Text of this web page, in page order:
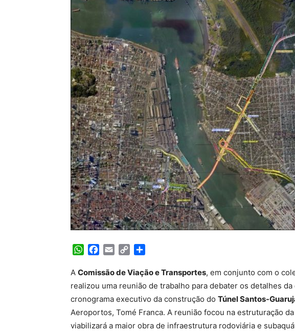
WhatsApp
Facebook
Email Copy
A Comissão de Viação e Transportes, em conjunto com o
realizou uma reunião de trabalho para debater os detalhes
cronograma executivo da construção do Túnel Santos-
Aeroportos, Tomé Franca. A reunião focou na estruturação
viabilizará a maior obra de infraestrutura rodoviária e